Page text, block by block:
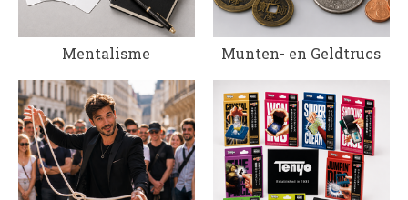
Mentalisme Munten- en Geldtrucs